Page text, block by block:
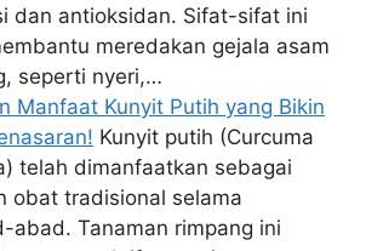
dan antioksidan. Sifat-sifat ini
meredakan gejala asam
seperti nyeri,…
Manfaat Kunyit Putih yang Bikin
Kunyit putih (Curcuma
telah dimanfaatkan sebagai
obat tradisional selama
abad. Tanaman rimpang ini